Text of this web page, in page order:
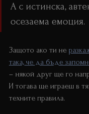
А с истинска,
осезаема емоция.
Защото ако ти не
така, че да бъде
– някой друг ще го
И тогава ще играеш в
техните правила.